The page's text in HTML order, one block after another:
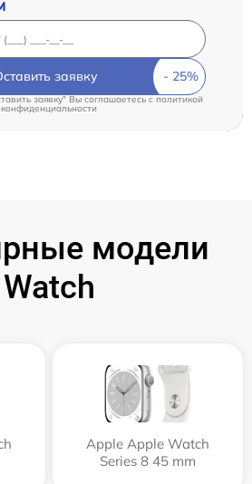
заявку
заявку" Вы соглашаетесь cполитикой
конфиденциальности
модели
Watch
Apple Apple Watch
Series 8 45 mm